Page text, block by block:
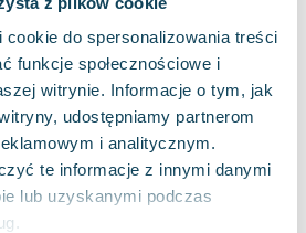
do spersonalizowania treści
funkcje społecznościowe i
witrynie. Informacje o tym, jak
udostępniamy partnerom
i analitycznym.
te informacje z innymi danymi
lub uzyskanymi podczas